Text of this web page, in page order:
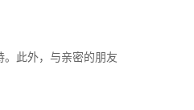
此外，与亲密的朋友